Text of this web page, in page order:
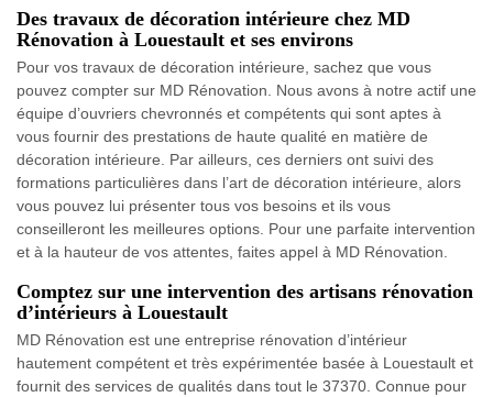
Des travaux de décoration intérieure chez MD
Rénovation à Louestault et ses environs
Pour vos travaux de décoration intérieure, sachez que vous
pouvez compter sur MD Rénovation. Nous avons à notre actif une
équipe d’ouvriers chevronnés et compétents qui sont aptes à
vous fournir des prestations de haute qualité en matière de
décoration intérieure. Par ailleurs, ces derniers ont suivi des
formations particulières dans l’art de décoration intérieure, alors
vous pouvez lui présenter tous vos besoins et ils vous
conseilleront les meilleures options. Pour une parfaite intervention
et à la hauteur de vos attentes, faites appel à MD Rénovation.
Comptez sur une intervention des artisans rénovation
d’intérieurs à Louestault
MD Rénovation est une entreprise rénovation d’intérieur
hautement compétent et très expérimentée basée à Louestault et
fournit des services de qualités dans tout le 37370. Connue pour